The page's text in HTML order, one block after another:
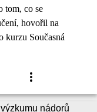
tom, co se
hovořil na
kurzu Současná